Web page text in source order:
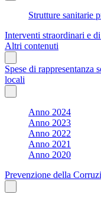
Strutture sanitarie
Interventi straordinari e di
Altri contenuti
Spese di rappresentanza
locali
Anno 2024
Anno 2023
Anno 2022
Anno 2021
Anno 2020
Prevenzione della